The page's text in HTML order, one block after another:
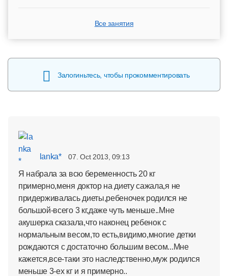
Все занятия
Залогиньтесь, чтобы прокомментировать
lanka* 07. Oct 2013, 09:13
Я набрала за всю беременность 20 кг
примерно,меня доктор на диету сажала,я не
придерживалась диеты,ребеночек родился не
большой-всего 3 кг,даже чуть меньше..Мне
акушерка сказала,что наконец ребенок с
нормальным весом,то есть,видимо,многие детки
рождаются с достаточно большим весом...Мне
кажется,все-таки это наследственно,муж родился
меньше 3-ех кг и я примерно..